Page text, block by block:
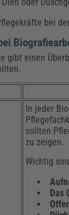
bei
gibt einen
In jeder
sollten
zu zeigen.
Wichtig
Das